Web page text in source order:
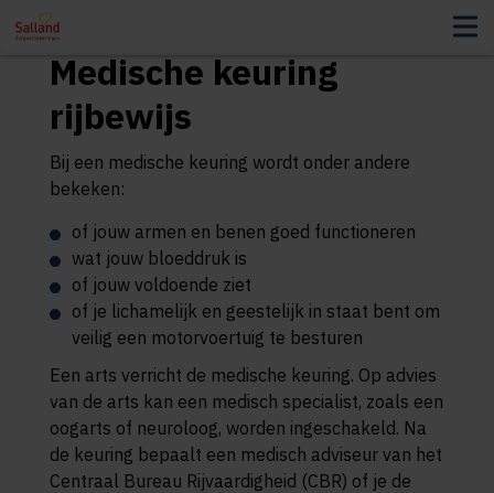
Medische keuring
rijbewijs
Bij een medische keuring wordt onder andere
bekeken:
of jouw armen en benen goed functioneren
wat jouw bloeddruk is
of jouw voldoende ziet
of je lichamelijk en geestelijk in staat bent om
veilig een motorvoertuig te besturen
Een arts verricht de medische keuring. Op advies
van de arts kan een medisch specialist, zoals een
oogarts of neuroloog, worden ingeschakeld. Na
de keuring bepaalt een medisch adviseur van het
Centraal Bureau Rijvaardigheid (CBR) of je de